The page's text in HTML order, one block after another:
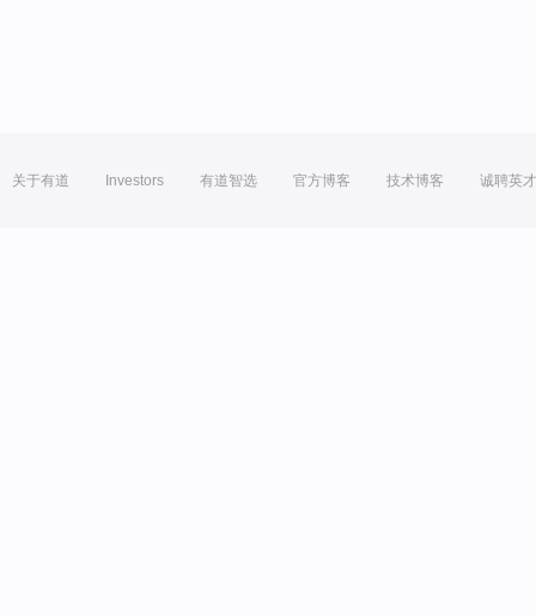
关于有道 Investors 有道智选 官方博客 技术博客 诚聘英才